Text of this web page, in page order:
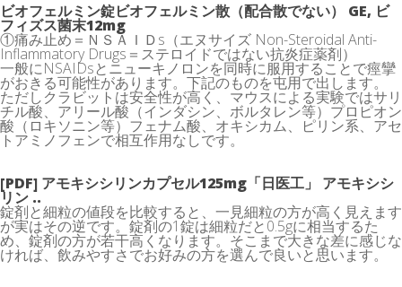
ビオフェルミン錠ビオフェルミン散（配合散でない） GE, ビ
フィズス菌末12mg
①痛み止め＝ＮＳＡＩＤs（エヌサイズ Non-Steroidal Anti-
Inflammatory Drugs＝ステロイドではない抗炎症薬剤）
一般にNSAIDsとニューキノロンを同時に服用することで痙攣
がおきる可能性があります。下記のものを屯用で出します。
ただしクラビットは安全性が高く、マウスによる実験ではサリ
チル酸、アリール酸（インダシン、ボルタレン等）プロピオン
酸（ロキソニン等）フェナム酸、オキシカム、ピリン系、アセ
トアミノフェンで相互作用なしです。
[PDF] アモキシシリンカプセル125mg「日医工」 アモキシシ
リン ..
錠剤と細粒の値段を比較すると、一見細粒の方が高く見えます
が実はその逆です。錠剤の1錠は細粒だと0.5gに相当するた
め、錠剤の方が若干高くなります。そこまで大きな差に感じな
ければ、飲みやすさでお好みの方を選んで良いと思います。